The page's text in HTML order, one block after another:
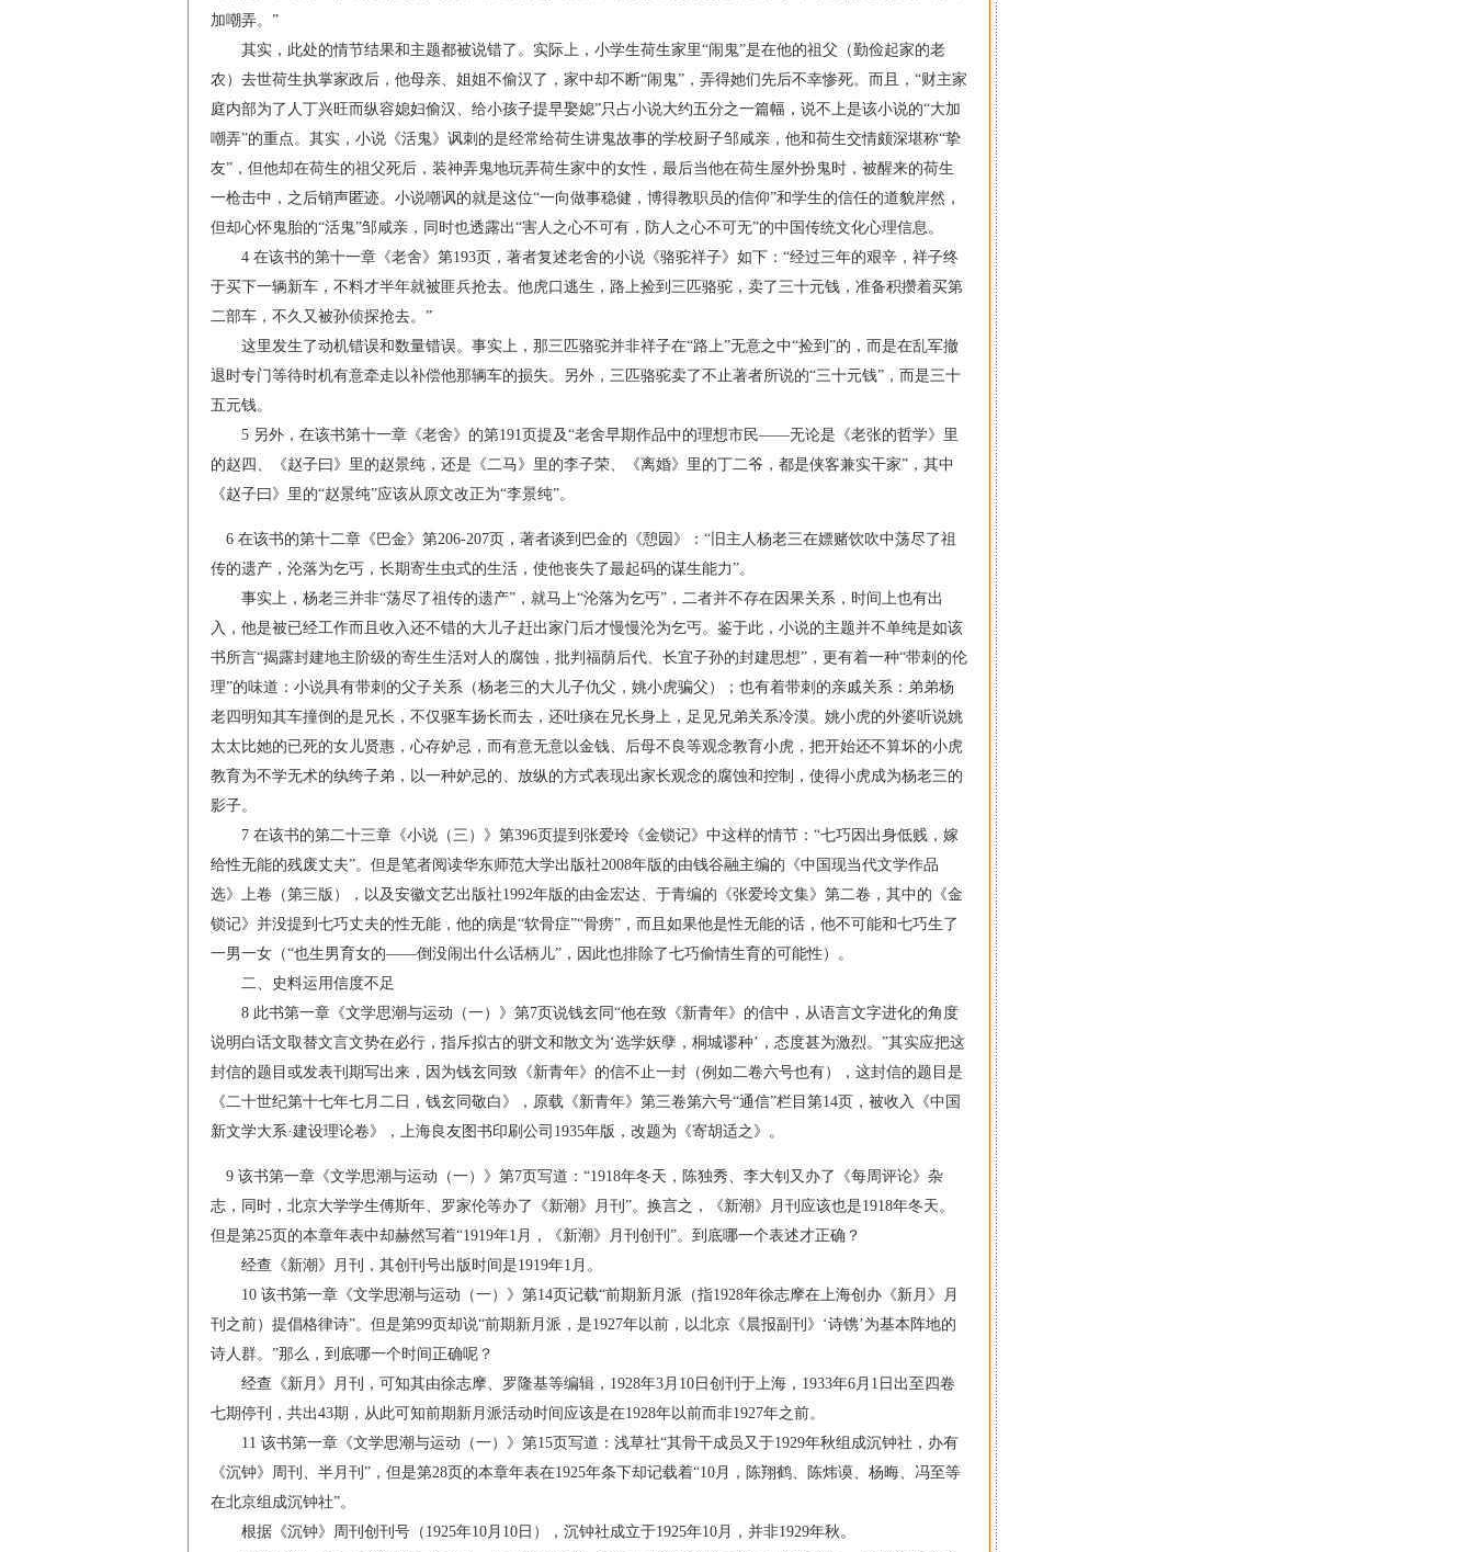
加嘲弄。”
其实，此处的情节结果和主题都被说错了。实际上，小学生荷生家里“闹鬼”是在他的祖父（勤俭起家的老
农）去世荷生执掌家政后，他母亲、姐姐不偷汉了，家中却不断“闹鬼”，弄得她们先后不幸惨死。而且，“财主家
庭内部为了人丁兴旺而纵容媳妇偷汉、给小孩子提早娶媳”只占小说大约五分之一篇幅，说不上是该小说的“大加
嘲弄”的重点。其实，小说《活鬼》讽刺的是经常给荷生讲鬼故事的学校厨子邹咸亲，他和荷生交情颇深堪称“挚
友”，但他却在荷生的祖父死后，装神弄鬼地玩弄荷生家中的女性，最后当他在荷生屋外扮鬼时，被醒来的荷生
一枪击中，之后销声匿迹。小说嘲讽的就是这位“一向做事稳健，博得教职员的信仰”和学生的信任的道貌岸然，
但却心怀鬼胎的“活鬼”邹咸亲，同时也透露出“害人之心不可有，防人之心不可无”的中国传统文化心理信息。
4 在该书的第十一章《老舍》第193页，著者复述老舍的小说《骆驼祥子》如下：“经过三年的艰辛，祥子终
于买下一辆新车，不料才半年就被匪兵抢去。他虎口逃生，路上捡到三匹骆驼，卖了三十元钱，准备积攒着买第
二部车，不久又被孙侦探抢去。”
这里发生了动机错误和数量错误。事实上，那三匹骆驼并非祥子在“路上”无意之中“捡到”的，而是在乱军撤
退时专门等待时机有意牵走以补偿他那辆车的损失。另外，三匹骆驼卖了不止著者所说的“三十元钱”，而是三十
五元钱。
5 另外，在该书第十一章《老舍》的第191页提及“老舍早期作品中的理想市民——无论是《老张的哲学》里
的赵四、《赵子曰》里的赵景纯，还是《二马》里的李子荣、《离婚》里的丁二爷，都是侠客兼实干家”，其中
《赵子曰》里的“赵景纯”应该从原文改正为“李景纯”。
6 在该书的第十二章《巴金》第206-207页，著者谈到巴金的《憩园》：“旧主人杨老三在嫖赌饮吹中荡尽了祖
传的遗产，沦落为乞丐，长期寄生虫式的生活，使他丧失了最起码的谋生能力”。
事实上，杨老三并非“荡尽了祖传的遗产”，就马上“沦落为乞丐”，二者并不存在因果关系，时间上也有出
入，他是被已经工作而且收入还不错的大儿子赶出家门后才慢慢沦为乞丐。鉴于此，小说的主题并不单纯是如该
书所言“揭露封建地主阶级的寄生生活对人的腐蚀，批判福荫后代、长宜子孙的封建思想”，更有着一种“带刺的伦
理”的味道：小说具有带刺的父子关系（杨老三的大儿子仇父，姚小虎骗父）；也有着带刺的亲戚关系：弟弟杨
老四明知其车撞倒的是兄长，不仅驱车扬长而去，还吐痰在兄长身上，足见兄弟关系冷漠。姚小虎的外婆听说姚
太太比她的已死的女儿贤惠，心存妒忌，而有意无意以金钱、后母不良等观念教育小虎，把开始还不算坏的小虎
教育为不学无术的纨绔子弟，以一种妒忌的、放纵的方式表现出家长观念的腐蚀和控制，使得小虎成为杨老三的
影子。
7 在该书的第二十三章《小说（三）》第396页提到张爱玲《金锁记》中这样的情节：“七巧因出身低贱，嫁
给性无能的残废丈夫”。但是笔者阅读华东师范大学出版社2008年版的由钱谷融主编的《中国现当代文学作品
选》上卷（第三版），以及安徽文艺出版社1992年版的由金宏达、于青编的《张爱玲文集》第二卷，其中的《金
锁记》并没提到七巧丈夫的性无能，他的病是“软骨症”“骨痨”，而且如果他是性无能的话，他不可能和七巧生了
一男一女（“也生男育女的——倒没闹出什么话柄儿”，因此也排除了七巧偷情生育的可能性）。
二、史料运用信度不足
8 此书第一章《文学思潮与运动（一）》第7页说钱玄同“他在致《新青年》的信中，从语言文字进化的角度
说明白话文取替文言文势在必行，指斥拟古的骈文和散文为‘选学妖孽，桐城谬种’，态度甚为激烈。”其实应把这
封信的题目或发表刊期写出来，因为钱玄同致《新青年》的信不止一封（例如二卷六号也有），这封信的题目是
《二十世纪第十七年七月二日，钱玄同敬白》，原载《新青年》第三卷第六号“通信”栏目第14页，被收入《中国
新文学大系·建设理论卷》，上海良友图书印刷公司1935年版，改题为《寄胡适之》。
9 该书第一章《文学思潮与运动（一）》第7页写道：“1918年冬天，陈独秀、李大钊又办了《每周评论》杂
志，同时，北京大学学生傅斯年、罗家伦等办了《新潮》月刊”。换言之，《新潮》月刊应该也是1918年冬天。
但是第25页的本章年表中却赫然写着“1919年1月，《新潮》月刊创刊”。到底哪一个表述才正确？
经查《新潮》月刊，其创刊号出版时间是1919年1月。
10 该书第一章《文学思潮与运动（一）》第14页记载“前期新月派（指1928年徐志摩在上海创办《新月》月
刊之前）提倡格律诗”。但是第99页却说“前期新月派，是1927年以前，以北京《晨报副刊》‘诗镌’为基本阵地的
诗人群。”那么，到底哪一个时间正确呢？
经查《新月》月刊，可知其由徐志摩、罗隆基等编辑，1928年3月10日创刊于上海，1933年6月1日出至四卷
七期停刊，共出43期，从此可知前期新月派活动时间应该是在1928年以前而非1927年之前。
11 该书第一章《文学思潮与运动（一）》第15页写道：浅草社“其骨干成员又于1929年秋组成沉钟社，办有
《沉钟》周刊、半月刊”，但是第28页的本章年表在1925年条下却记载着“10月，陈翔鹤、陈炜谟、杨晦、冯至等
在北京组成沉钟社”。
根据《沉钟》周刊创刊号（1925年10月10日），沉钟社成立于1925年10月，并非1929年秋。